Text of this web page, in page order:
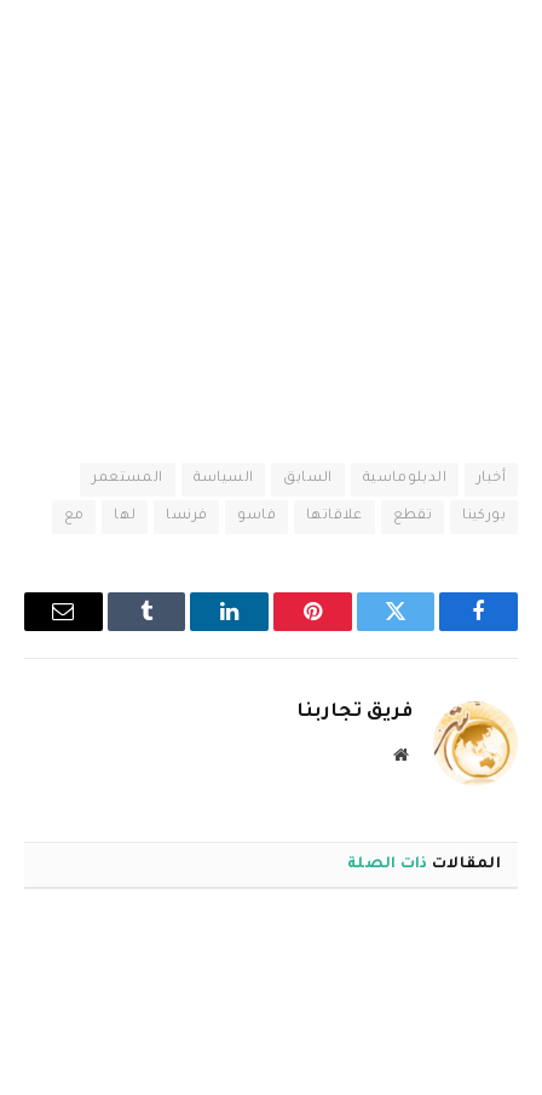
أخبار الدبلوماسية السابق السياسة المستعمر
بوركينا تقطع علاقاتها فاسو فرنسا لها مع
فيسبوك تويتر بينتيريستلينكدإن Tumblr
البريد
فريق تجاربنا
موقع
المقالات ذات الصلة